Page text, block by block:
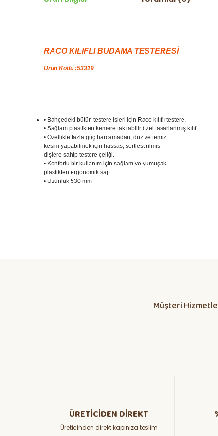
RACO KILIFLI BUDAMA TESTERESİ
Ürün Kodu :53319
• Bahçedeki bütün testere işleri için Raco kılıflı testere.
• Sağlam plastikten kemere takılabilir özel tasarlanmış kılıf.
• Özellikle fazla güç harcamadan, düz ve temiz
kesim yapabilmek için hassas, sertleştirilmiş
dişlere sahip testere çeliği.
• Konforlu bir kullanım için sağlam ve yumuşak
plastikten ergonomik sap.
• Uzunluk 530 mm
ADEM BARAN | 26/06/2026
Müşteri
ÜRETİCİDEN DİREKT
Üreticinden direkt kapınıza teslim